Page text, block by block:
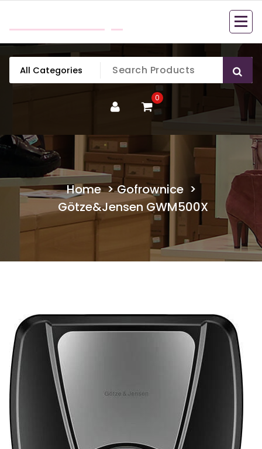
content
0
Home>Gofrownice>
Götze&Jensen GWM500X